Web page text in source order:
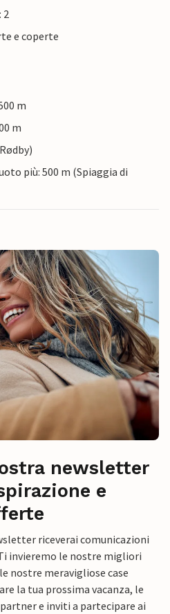
2
e coperte
m
m
più: 500 m (Spiaggia di
newsletter
e
riceverai comunicazioni
invieremo le nostre migliori
nostre meravigliose case
la tua prossima vacanza, le
e inviti a partecipare ai